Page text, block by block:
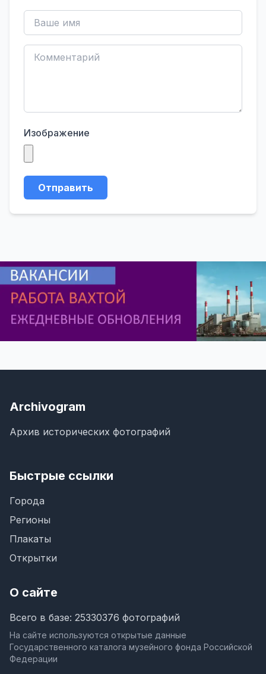
Изображение
Отправить
Archivogram
Архив исторических фотографий
Быстрые ссылки
Города
Регионы
Плакаты
Открытки
О сайте
Всего в базе: 25330376 фотографий
На сайте используются открытые данные
Государственного каталога музейного фонда Российской
Федерации